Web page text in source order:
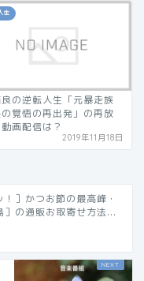
生
の逆転人生「元暴走族
覚悟の再出発」の再放
画配信は？
2019年11月18日
！］かつお節の最高峰・
］の通販お取寄せ方法...